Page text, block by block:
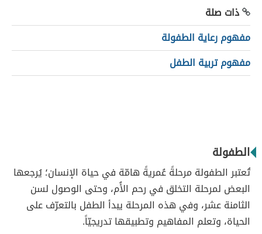
ذات صلة
مفهوم رعاية الطفولة
مفهوم تربية الطفل
الطفولة
تُعتبر الطفولة مرحلةً عُمريةً هامّة في حياة الإنسان؛ يُرجعها
البعض لمرحلة التخلق في رحم الأُم، وحتى الوصول لسن
الثامنة عشر، وفي هذه المرحلة يبدأ الطفل بالتعرّف على
الحياة، وتعلم المفاهيم وتطبيقها تدريجيّاً.